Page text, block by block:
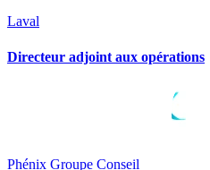
Laval
Directeur adjoint aux opérations
Phénix Groupe Conseil